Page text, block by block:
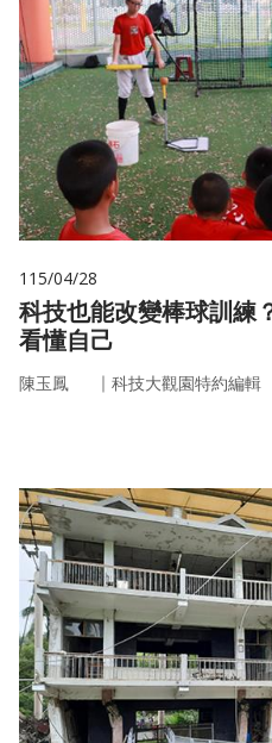
115/04/28
科技也能改變棒球訓練
看懂自己
陳玉鳳 ｜ 科技大觀園特約編輯